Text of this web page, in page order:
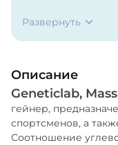
Мальтодекстрин,
глюкоза,
Развернуть
Описание
Geneticlab,
гейнер,
спортсменов, а
Соотношение